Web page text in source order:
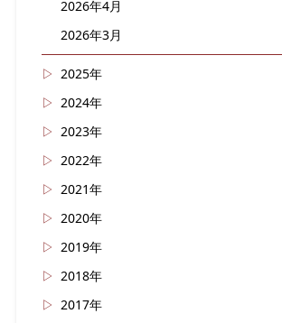
2026年4月
2026年3月
2025年
2024年
2023年
2022年
2021年
2020年
2019年
2018年
2017年